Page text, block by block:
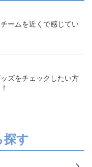
ームを近くで感じてい
ズをチェックしたい方
探す